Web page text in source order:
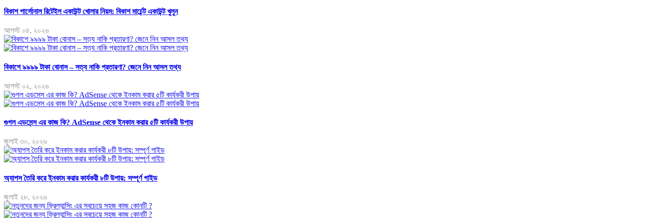
বিকাশ পার্সোনাল রিটেইল একাউন্ট খোলার নিয়ম: বিকাশ মার্চেন্ট একাউন্ট খুলুন
আগস্ট ০৪, ২০২৬
বিকাশে ৯৯৯৯ টাকা বোনাস – সত্য নাকি প্রতারণা? জেনে নিন আসল তথ্য
আগস্ট ০২, ২০২৬
গুগল এডসেন্স এর কাজ কি? AdSense থেকে ইনকাম করার ৫টি কার্যকরী উপায়
জুলাই ৩০, ২০২৬
অ্যাপস তৈরি করে ইনকাম করার কার্যকরী ৮টি উপায়: সম্পূর্ণ গাইড
জুলাই ২৮, ২০২৬